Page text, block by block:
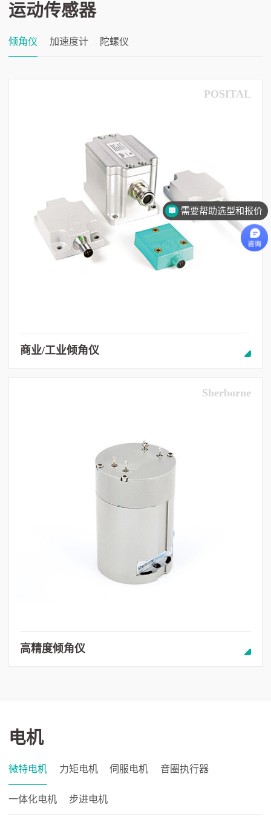
运动传感器
倾角仪 加速度计 陀螺仪
POSITAL
商业/工业倾角仪
Sherborne
高精度倾角仪
电机
微特电机 力矩电机 伺服电机 音圈执行器
一体化电机 步进电机
需要帮助选型和报价